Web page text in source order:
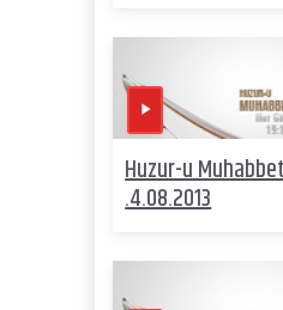
Huzur-u
.4.08.2013